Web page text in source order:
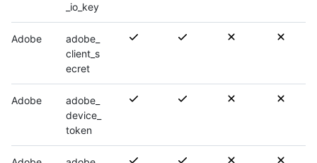
_io_key
Adobe
adobe_
client_s
ecret
Adobe
adobe_
device_
token